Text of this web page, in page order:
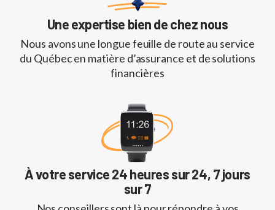
Une expertise bien de chez nous
Nous avons une longue feuille de route au service
du Québec en matière d’assurance et de solutions
financières
À votre service 24 heures sur 24, 7 jours
sur 7